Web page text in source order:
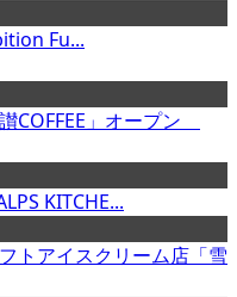
Fu...
COFFEE」オープン
KITCHE...
トアイスクリーム店「雪